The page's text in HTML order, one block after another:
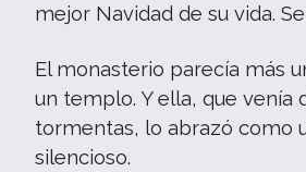
mejor Navidad de su vida.
El monasterio parecía más
un templo. Y ella, que venía
tormentas, lo abrazó como
silencioso.